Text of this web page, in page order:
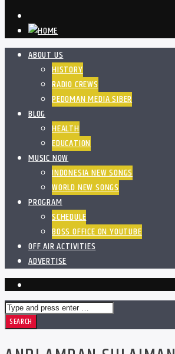
ABOUT US
HISTORY
RADIO CREWS
PEDOMAN MEDIA SIBER
BLOG
HEALTH
EDUCATION
MUSIC NOW
INDONESIA NEW SONGS
WORLD NEW SONGS
PROGRAM
SCHEDULE
BOSS OFFICE ON YOUTUBE
OFF AIR ACTIVITIES
ADVERTISE